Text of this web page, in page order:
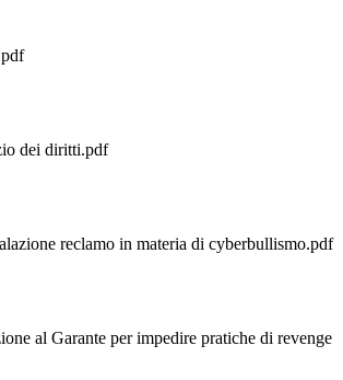
dei diritti.pdf
reclamo in materia di cyberbullismo.pdf
al Garante per impedire pratiche di revenge